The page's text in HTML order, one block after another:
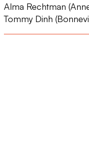
Alma Rechtman
Tommy Dinh